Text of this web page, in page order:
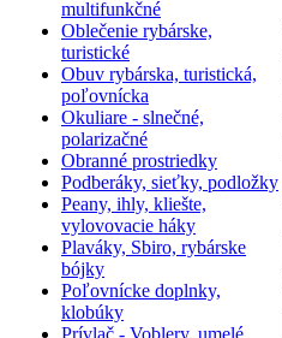
multifunkčné
Oblečenie rybárske,
turistické
Obuv rybárska, turistická,
poľovnícka
Okuliare - slnečné,
polarizačné
Obranné prostriedky
Podberáky, sieťky, podložky
Peany, ihly, kliešte,
vylovovacie háky
Plaváky, Sbiro, rybárske
bójky
Poľovnícke doplnky,
klobúky
Prívlač - Voblery, umelé